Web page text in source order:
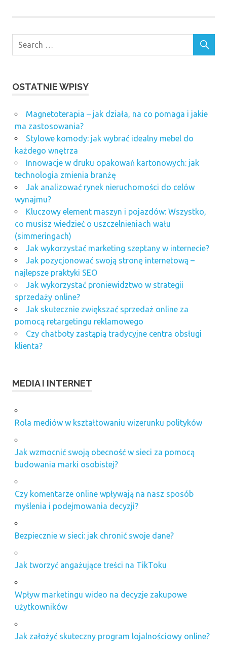
OSTATNIE WPISY
Magnetoterapia – jak działa, na co pomaga i jakie
ma zastosowania?
Stylowe komody: jak wybrać idealny mebel do
każdego wnętrza
Innowacje w druku opakowań kartonowych: jak
technologia zmienia branżę
Jak analizować rynek nieruchomości do celów
wynajmu?
Kluczowy element maszyn i pojazdów: Wszystko,
co musisz wiedzieć o uszczelnieniach wału
(simmeringach)
Jak wykorzystać marketing szeptany w internecie?
Jak pozycjonować swoją stronę internetową –
najlepsze praktyki SEO
Jak wykorzystać proniewidztwo w strategii
sprzedaży online?
Jak skutecznie zwiększać sprzedaż online za
pomocą retargetingu reklamowego
Czy chatboty zastąpią tradycyjne centra obsługi
klienta?
MEDIA I INTERNET
Rola mediów w kształtowaniu wizerunku polityków
Jak wzmocnić swoją obecność w sieci za pomocą
budowania marki osobistej?
Czy komentarze online wpływają na nasz sposób
myślenia i podejmowania decyzji?
Bezpiecznie w sieci: jak chronić swoje dane?
Jak tworzyć angażujące treści na TikToku
Wpływ marketingu wideo na decyzje zakupowe
użytkowników
Jak założyć skuteczny program lojalnościowy online?